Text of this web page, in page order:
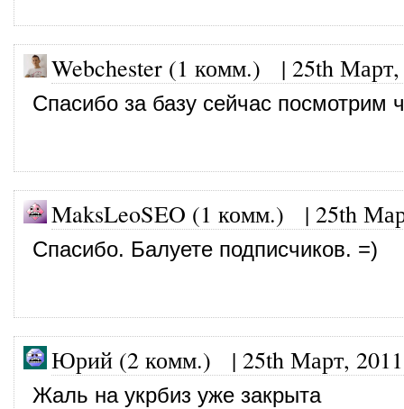
Webchester (1 комм.) | 25th
Спасибо за базу сейчас посмотрим
MaksLeoSEO (1 комм.) | 25th
Спасибо. Балуете подписчиков. =)
Юрий (2 комм.) | 25th Март, 2011
Жаль на укрбиз уже закрыта